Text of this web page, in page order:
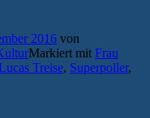
2016 von
Markiert mit Frau
Treise, Superpoller,